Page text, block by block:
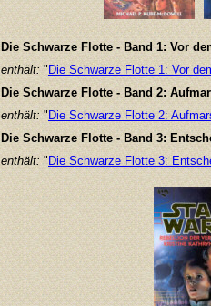
Die Schwarze Flotte - Band 1: Vor
enthält:"Die Schwarze Flotte 1: Vor
Die Schwarze Flotte - Band 2:
enthält:"Die Schwarze Flotte 2:
Die Schwarze Flotte - Band 3:
enthält:" Die Schwarze Flotte 3: